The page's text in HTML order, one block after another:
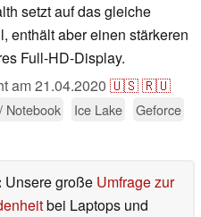
setzt auf das gleiche
enthält aber einen stärkeren
Full-HD-Display.
am21.04.2020 🇺🇸🇷🇺
Notebook Ice Lake
Geforce
Unsere große Umfrage zur
bei Laptops und